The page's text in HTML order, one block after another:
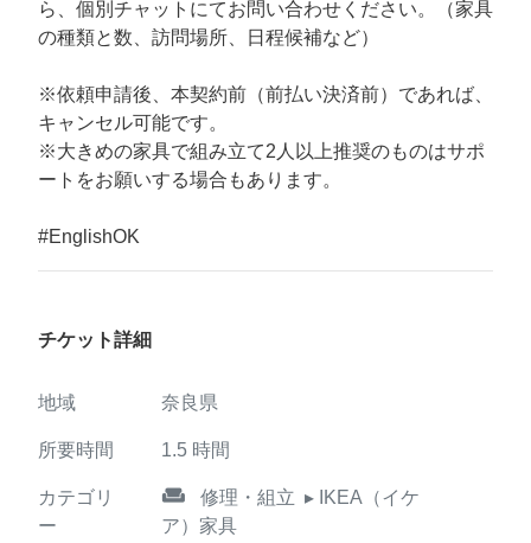
ら、個別チャットにてお問い合わせください。（家具
の種類と数、訪問場所、日程候補など）
※依頼申請後、本契約前（前払い決済前）であれば、
キャンセル可能です。
※大きめの家具で組み立て2人以上推奨のものはサポ
ートをお願いする場合もあります。
#EnglishOK
チケット詳細
地域 奈良県
所要時間 1.5 時間
カテゴリ
ー
weekend 修理・組立 ▸ IKEA（イケ
ア）家具